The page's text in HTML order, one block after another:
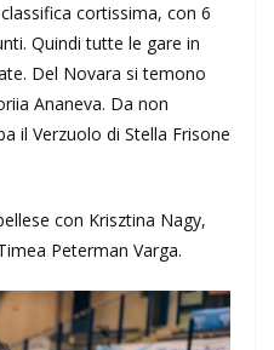
cortissima, con 6
Quindi tutte le gare in
Del Novara si temono
Ananeva. Da non
il Verzuolo di Stella Frisone
con Krisztina Nagy,
Peterman Varga.